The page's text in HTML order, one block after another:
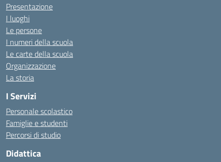
Presentazione
I luoghi
Le persone
I numeri della scuola
Le carte della scuola
Organizzazione
La storia
I Servizi
Personale scolastico
Famiglie e studenti
Percorsi di studio
Didattica